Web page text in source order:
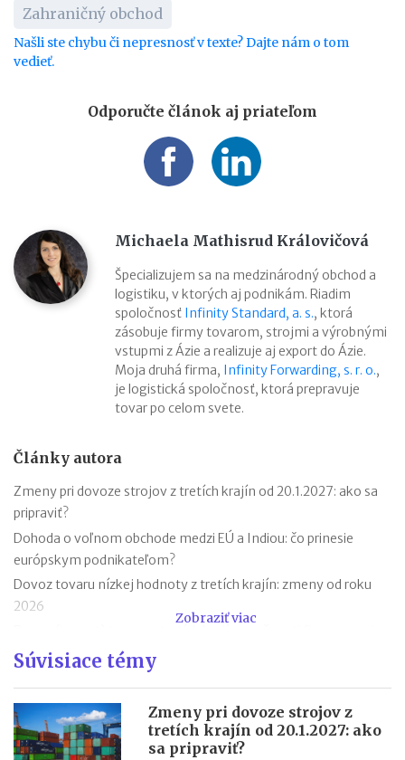
Zahraničný obchod
Našli ste chybu či nepresnosť v texte? Dajte nám o tom
vedieť.
Odporučte článok aj priateľom
Michaela Mathisrud Královičová
Špecializujem sa na medzinárodný obchod a
logistiku, v ktorých aj podnikám. Riadim
spoločnosť Infinity Standard, a. s., ktorá
zásobuje firmy tovarom, strojmi a výrobnými
vstupmi z Ázie a realizuje aj export do Ázie.
Moja druhá firma, Infinity Forwarding, s. r. o.,
je logistická spoločnosť, ktorá prepravuje
tovar po celom svete.
Články autora
Zmeny pri dovoze strojov z tretích krajín od 20.1.2027: ako sa
pripraviť?
Dohoda o voľnom obchode medzi EÚ a Indiou: čo prinesie
európskym podnikateľom?
Dovoz tovaru nízkej hodnoty z tretích krajín: zmeny od roku
2026
Poskytovatelia logistických služieb v medzinárodnej preprave
výstavy?
Preprava nebezpečného tovaru v medzinárodnom obchode
Dovoz z Číny (Ázie) a reklamácie tovaru: ako postupovať?
Zobraziť viac
Súvisiace témy
Zmeny pri dovoze strojov z
tretích krajín od 20.1.2027: ako
sa pripraviť?